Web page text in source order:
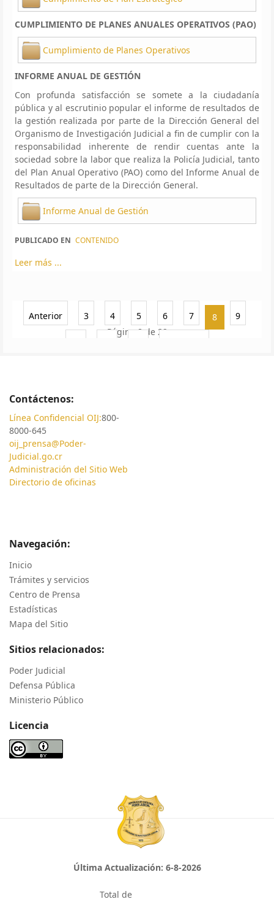
CUMPLIMIENTO DE PLANES ANUALES OPERATIVOS (PAO)
Cumplimiento de Planes Operativos
INFORME ANUAL DE GESTIÓN
Con profunda satisfacción se somete a la ciudadanía
pública y al escrutinio popular el informe de resultados de
la gestión realizada por parte de la Dirección General del
Organismo de Investigación Judicial a fin de cumplir con la
responsabilidad inherente de rendir cuentas ante la
sociedad sobre la labor que realiza la Policía Judicial, tanto
del Plan Anual Operativo (PAO) como del Informe Anual de
Resultados de parte de la Dirección General.
Informe Anual de Gestión
PUBLICADO EN CONTENIDO
Leer más ...
Anterior 3 4 5 6 7 8 9
Página 8 de 22
Contáctenos:
Línea Confidencial OIJ:800-
8000-645
oij_prensa@Poder-
Judicial.go.cr
Administración del Sitio Web
Directorio de oficinas
Navegación:
Inicio
Trámites y servicios
Centro de Prensa
Estadísticas
Mapa del Sitio
Sitios relacionados:
Poder Judicial
Defensa Pública
Ministerio Público
Licencia
Última Actualización: 6-8-2026
Total de